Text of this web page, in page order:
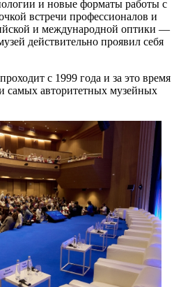
и новые форматы работы с
встречи профессионалов и
и международной оптики —
действительно проявил себя
с 1999 года и за это время
самых авторитетных музейных